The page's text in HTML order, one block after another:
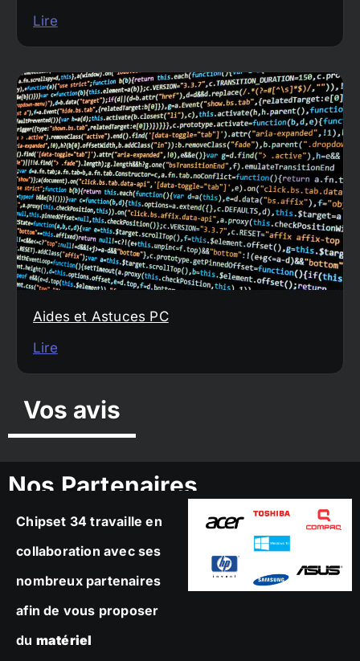
Lire
Aides et Astuces PC
Lire
Vos avis
Nos Partenaires
Chipset 34 travaille en
collaboration avec ses
nombreux partenaires
afin de vous proposer
du matériel